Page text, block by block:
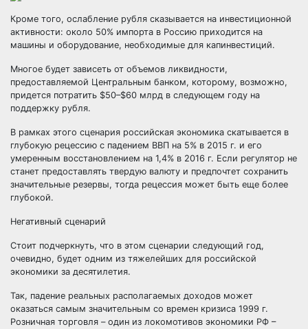
Кроме того, ослабление рубля сказывается на инвестиционной
активности: около 50% импорта в Россию приходится на
машины и оборудование, необходимые для капинвестиций.
Многое будет зависеть от объемов ликвидности,
предоставляемой Центральным банком, которому, возможно,
придется потратить $50–$60 млрд в следующем году на
поддержку рубля.
В рамках этого сценария российская экономика скатывается в
глубокую рецессию с падением ВВП на 5% в 2015 г. и его
умеренным восстановлением на 1,4% в 2016 г. Если регулятор не
станет предоставлять твердую валюту и предпочтет сохранить
значительные резервы, тогда рецессия может быть еще более
глубокой.
Негативный сценарий
Стоит подчеркнуть, что в этом сценарии следующий год,
очевидно, будет одним из тяжелейших для российской
экономики за десятилетия.
Так, падение реальных располагаемых доходов может
оказаться самым значительным со времен кризиса 1999 г.
Розничная торговля – один из локомотивов экономики РФ –